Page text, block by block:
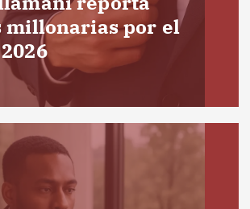
millonarias por el